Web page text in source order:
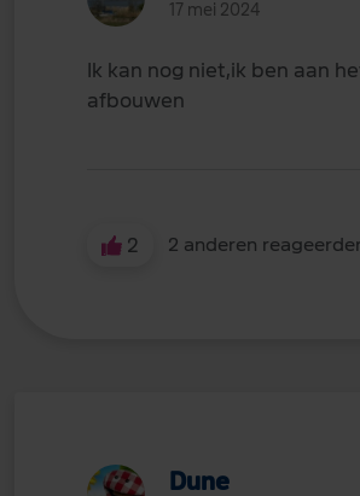
17 mei 2024
Ik kan nog niet,ik ben aan
afbouwen
2 2 anderen
Dune